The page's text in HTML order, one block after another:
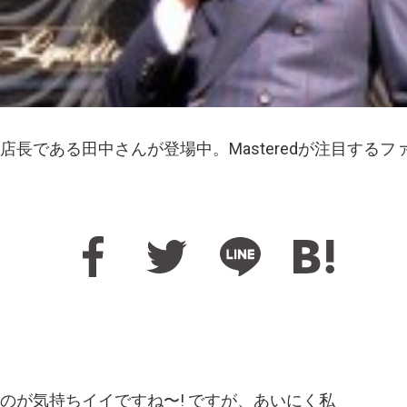
長である田中さんが登場中。Masteredが注目するフ
が気持ちイイですね〜! ですが、あいにく私